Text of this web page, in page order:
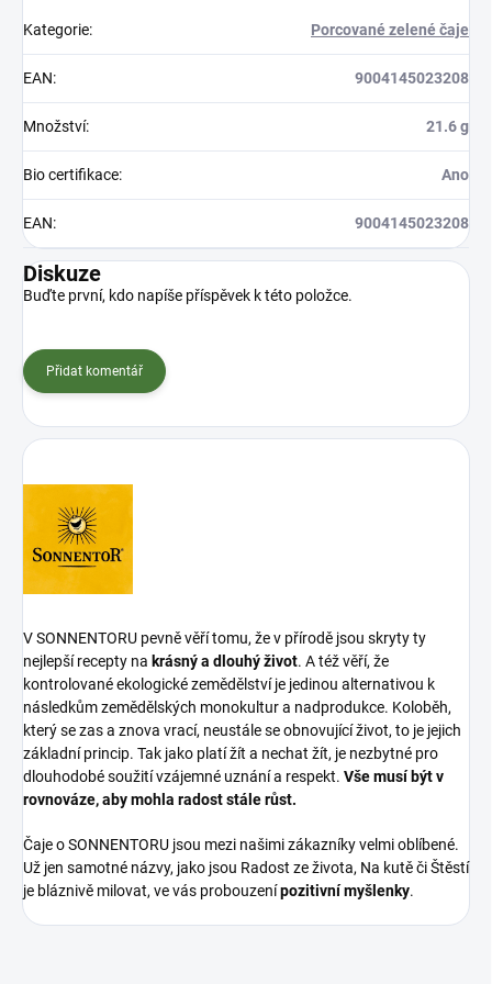
Kategorie: Porcované zelené čaje
EAN: 9004145023208
Množství: 21.6 g
Bio certifikace: Ano
EAN: 9004145023208
Diskuze
Buďte první, kdo napíše příspěvek k této položce.
Přidat komentář
V SONNENTORU pevně věří tomu, že v přírodě jsou skryty ty
nejlepší recepty na krásný a dlouhý život. A též věří, že
kontrolované ekologické zemědělství je jedinou alternativou k
následkům zemědělských monokultur a nadprodukce. Koloběh,
který se zas a znova vrací, neustále se obnovující život, to je jejich
základní princip. Tak jako platí žít a nechat žít, je nezbytné pro
dlouhodobé soužití vzájemné uznání a respekt. Vše musí být v
rovnováze, aby mohla radost stále růst.
Čaje o SONNENTORU jsou mezi našimi zákazníky velmi oblíbené.
Už jen samotné názvy, jako jsou Radost ze života, Na kutě či Štěstí
je bláznivě milovat, ve vás probouzenípozitivní myšlenky.